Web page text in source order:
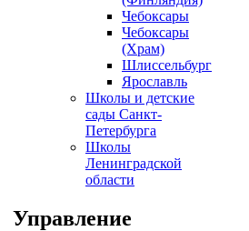
Чебоксары
Чебоксары
(Храм)
Шлиссельбург
Ярославль
Школы и детские
сады Санкт-
Петербурга
Школы
Ленинградской
области
Управление